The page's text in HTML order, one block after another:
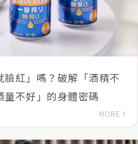
臉紅」嗎？破解「酒精不
量不好」的身體密碼
MORE